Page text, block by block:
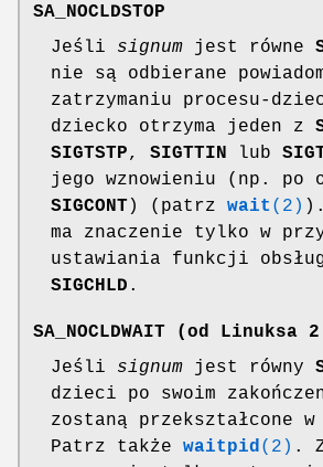
SA_NOCLDSTOP
Jeśli signum jest równe
nie są odbierane
zatrzymaniu procesu-
dziecko otrzyma jeden z
SIGTSTP, SIGTTIN lub
jego wznowieniu (np. po
SIGCONT) (patrz wait (2)
ma znaczenie tylko w
ustawiania funkcji
SIGCHLD .
SA_NOCLDWAIT (od Linuksa
Jeśli signum jest równy
dzieci po swoim
zostaną przekształcone w
Patrz także waitpid (2) .